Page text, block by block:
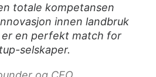
totale kompetansen
innen landbruk
en perfekt match for
selskaper.